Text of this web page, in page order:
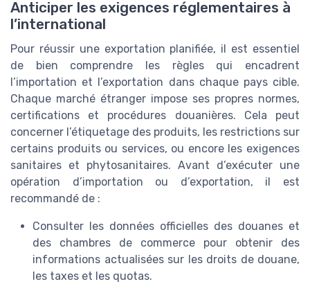
Anticiper les exigences réglementaires à
l’international
Pour réussir une exportation planifiée, il est essentiel
de bien comprendre les règles qui encadrent
l’importation et l’exportation dans chaque pays cible.
Chaque marché étranger impose ses propres normes,
certifications et procédures douanières. Cela peut
concerner l’étiquetage des produits, les restrictions sur
certains produits ou services, ou encore les exigences
sanitaires et phytosanitaires. Avant d’exécuter une
opération d’importation ou d’exportation, il est
recommandé de :
Consulter les données officielles des douanes et
des chambres de commerce pour obtenir des
informations actualisées sur les droits de douane,
les taxes et les quotas.